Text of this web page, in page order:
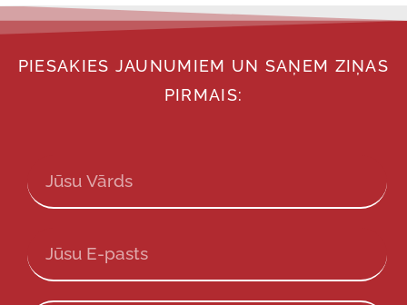
PIESAKIES JAUNUMIEM UN SAŅEM ZIŅAS
PIRMAIS: